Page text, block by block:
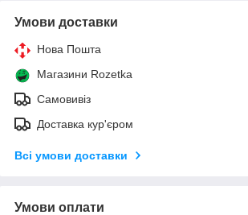
Умови доставки
Нова Пошта
Магазини Rozetka
Самовивіз
Доставка кур'єром
Всі умови доставки
Умови оплати